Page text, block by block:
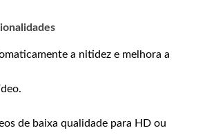
a nitidez e melhora a
de baixa qualidade para HD ou